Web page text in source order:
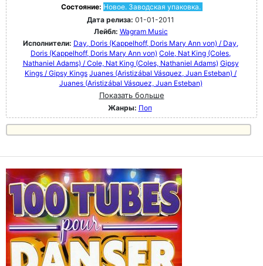
Состояние: Новое. Заводская упаковка.
Дата релиза: 01-01-2011
Лейбл: Wagram Music
Исполнители: Day, Doris (Kappelhoff, Doris Mary Ann von) / Day,
Doris (Kappelhoff, Doris Mary Ann von) Cole, Nat King (Coles,
Nathaniel Adams) / Cole, Nat King (Coles, Nathaniel Adams) Gipsy
Kings / Gipsy Kings Juanes (Aristizábal Vásquez, Juan Esteban) /
Juanes (Aristizábal Vásquez, Juan Esteban)
Показать больше
Жанры: Поп